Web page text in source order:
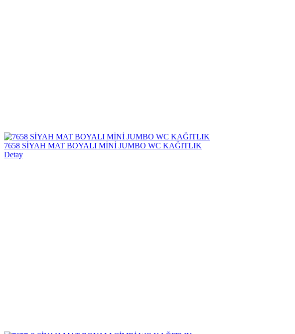
7658 SİYAH MAT BOYALI MİNİ JUMBO WC KAĞITLIK
Detay